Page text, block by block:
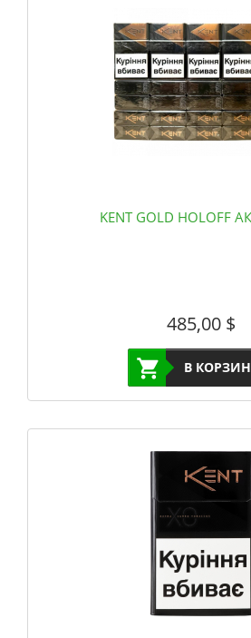
KENT GOLD HOLOFF
485,00$
В